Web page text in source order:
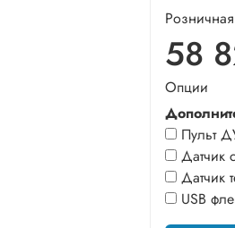
58
Опции
Пульт
Датчик
Датчик
USB